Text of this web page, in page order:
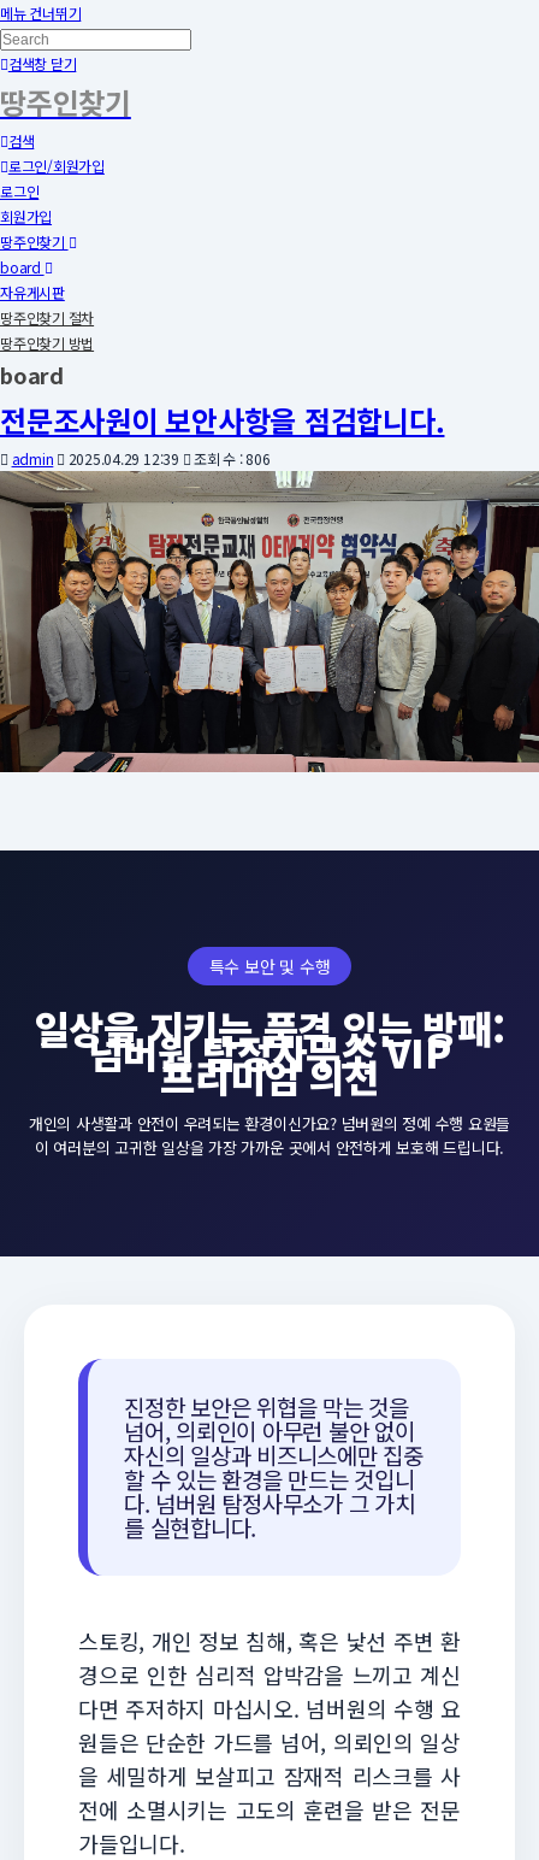
메뉴 건너뛰기
검색창 닫기
땅주인찾기
검색
로그인/회원가입
로그인
회원가입
땅주인찾기
board
자유게시판
땅주인찾기 절차
땅주인찾기 방법
board
전문조사원이 보안사항을 점검합니다.
admin 2025.04.29 12:39 조회 수 : 806
특수 보안 및 수행
일상을 지키는 품격 있는 방패:
넘버원 탐정사무소 VIP
프리미엄 의전
개인의 사생활과 안전이 우려되는 환경이신가요? 넘버원의 정예 수행 요원들
이 여러분의 고귀한 일상을 가장 가까운 곳에서 안전하게 보호해 드립니다.
진정한 보안은 위협을 막는 것을
넘어, 의뢰인이 아무런 불안 없이
자신의 일상과 비즈니스에만 집중
할 수 있는 환경을 만드는 것입니
다. 넘버원 탐정사무소가 그 가치
를 실현합니다.
스토킹, 개인 정보 침해, 혹은 낯선 주변 환
경으로 인한 심리적 압박감을 느끼고 계신
다면 주저하지 마십시오. 넘버원의 수행 요
원들은 단순한 가드를 넘어, 의뢰인의 일상
을 세밀하게 보살피고 잠재적 리스크를 사
전에 소멸시키는 고도의 훈련을 받은 전문
가들입니다.